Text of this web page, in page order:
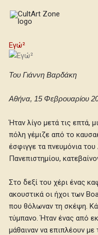
Εγώ²
Του Γιάννη Βαρδάκη
Αθήνα, 15 Φεβρουαρίου
Ήταν λίγο μετά τις επτά,
πόλη γέμιζε από το
έσφιγγε τα πνευμόνια
Πανεπιστημίου,
Στο δεξί του χέρι ένας
ακουστικά οι ήχοι των
που θόλωναν τη σκέψη.
τύμπανο. Ήταν ένας από
μάθαιναν να επιπλέουν